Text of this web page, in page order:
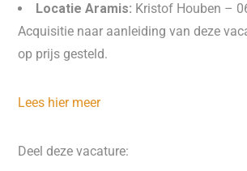
Locatie Aramis: Kristof Houben –
Acquisitie naar aanleiding van deze
op prijs gesteld.
Lees hier meer
Deel deze vacature: